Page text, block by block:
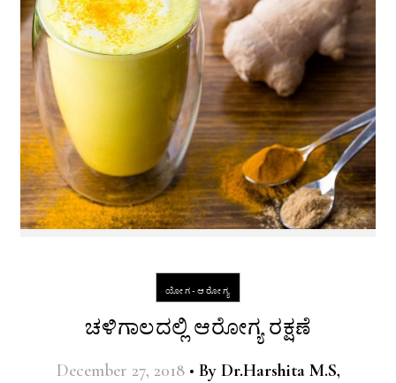
ಯೋಗ-ಆರೋಗ್ಯ
ಚಳಿಗಾಲದಲ್ಲಿ ಆರೋಗ್ಯ ರಕ್ಷಣೆ
December 27, 2018 • By Dr.Harshita M.S,